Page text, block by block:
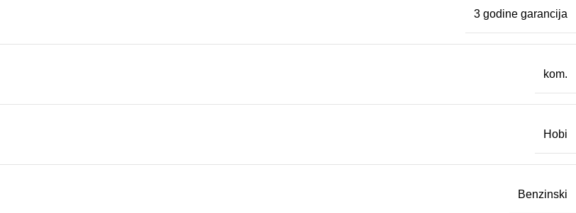
3 godine garancija
kom.
Hobi
Benzinski